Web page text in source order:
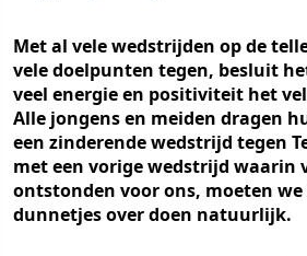
Met al vele wedstrijden op de
vele doelpunten tegen, besluit
veel energie en positiviteit het
Alle jongens en meiden dragen
een zinderende wedstrijd tegen
met een vorige wedstrijd waarin
ontstonden voor ons, moeten
dunnetjes over doen natuurlijk.